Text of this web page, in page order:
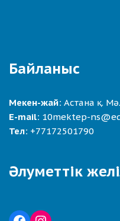
Байланыс
Мекен-жай: Астана қ.
E-mail: 10mektep-
Тел: +77172501790
Әлуметтік